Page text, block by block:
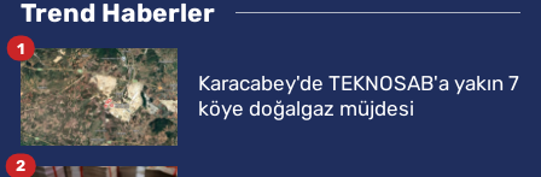
Trend Haberler
Karacabey'de TEKNOSAB'a yakın 7
köye doğalgaz müjdesi
1
2